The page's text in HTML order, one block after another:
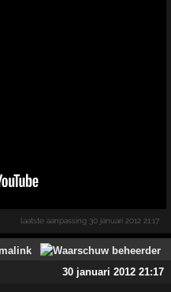
laatste aanpassing 30 januari 2012 21:17
30 januari 2012 21:17